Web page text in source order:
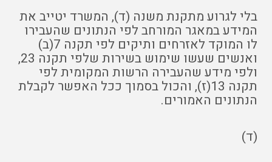
בלי לגרוע מתקנת משנה (ד), המשרד יטייב את
המידע במאגר המורחב לפי הנתונים שהעבירו
לו המוקד לאזרחים ותיקים לפי תקנה 7(ב)
ואנשים שעשו שימוש בשירות שלפי תקנה 23,
ולפי מידע שהעבירה הרשות המקומית לפי
תקנה 13(ז), והכול בסמוך ככל האפשר לקבלת
הנתונים האמורים.
(ד)